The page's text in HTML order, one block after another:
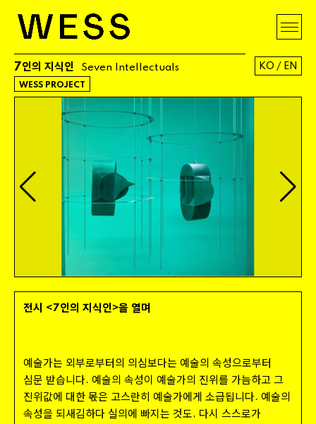
7인의 지식인 Seven Intellectuals
WESS PROJECT
전시 <7인의 지식인>을 열며
예술가는 외부로부터의 의심보다는 예술의 속성으로부터
심문 받습니다. 예술의 속성이 예술가의 진위를 가늠하고 그
진위값에 대한 몫은 고스란히 예술가에게 소급됩니다. 예술의
속성을 되새김하다 실의에 빠지는 것도, 다시 스스로가
KO / EN